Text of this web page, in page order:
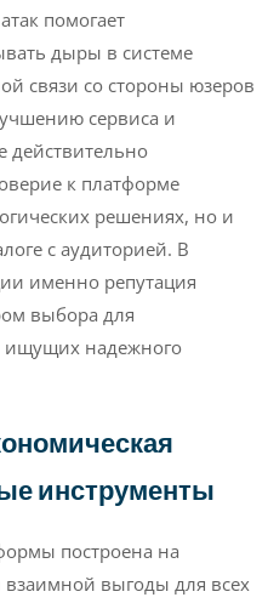
помогает
дыры в системе
связи со стороны юзеров
сервиса и
к платформе
решениях, но и
с аудиторией. В
именно репутация
выбора для
ищущих надежного
инструменты
построена на
выгоды для всех